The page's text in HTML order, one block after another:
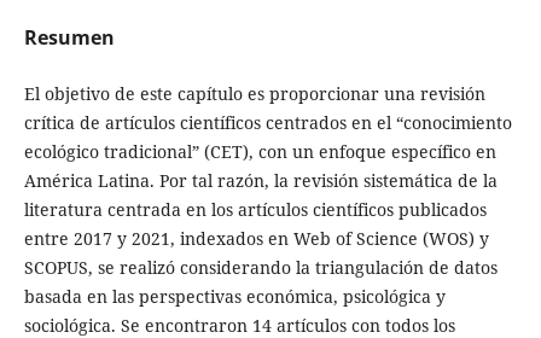
Resumen
El objetivo de este capítulo es proporcionar una revisión
crítica de artículos científicos centrados en el “conocimiento
ecológico tradicional” (CET), con un enfoque específico en
América Latina. Por tal razón, la revisión sistemática de la
literatura centrada en los artículos científicos publicados
entre 2017 y 2021, indexados en Web of Science (WOS) y
SCOPUS, se realizó considerando la triangulación de datos
basada en las perspectivas económica, psicológica y
sociológica. Se encontraron 14 artículos con todos los